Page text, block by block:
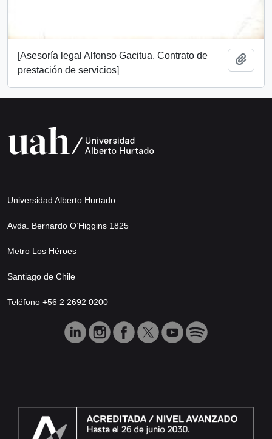
[Asesoría legal Alfonso Gacitua. Contrato de
prestación de servicios]
Universidad Alberto Hurtado
Avda. Bernardo O’Higgins 1825
Metro Los Héroes
Santiago de Chile
Teléfono +56 2 2692 0200